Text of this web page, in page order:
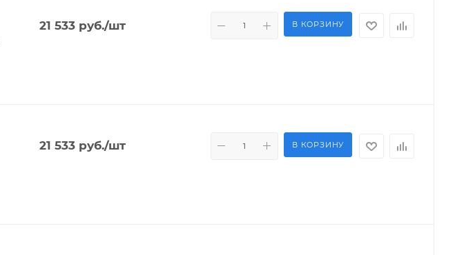
21 533руб./шт В КОРЗИНУ
21 533руб./шт В КОРЗИНУ